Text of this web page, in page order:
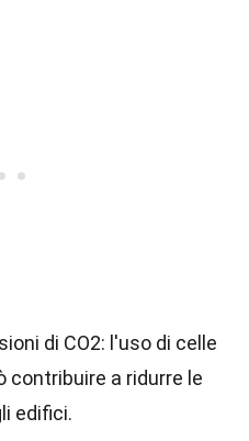
di CO2: l'uso di celle
contribuire a ridurre le
edifici.